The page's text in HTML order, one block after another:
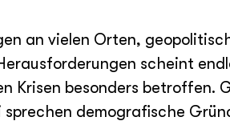
an vielen Orten,
scheint
Krisen besonders betroffen.
demografische